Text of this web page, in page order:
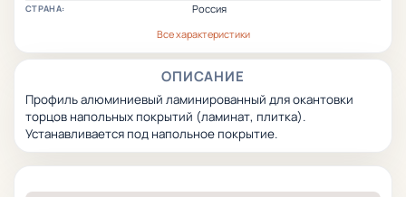
СТРАНА:
Россия
Все характеристики
ОПИСАНИЕ
Профиль алюминиевый ламинированный для окантовки
торцов напольных покрытий (ламинат, плитка).
Устанавливается под напольное покрытие.